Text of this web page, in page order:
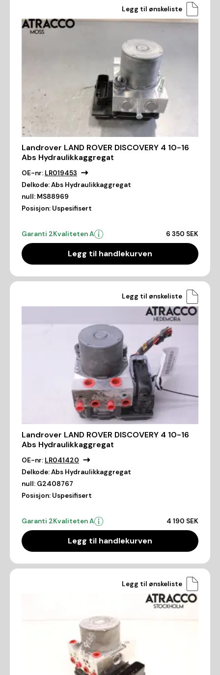
Legg til ønskeliste
Landrover LAND ROVER DISCOVERY 4 10-16
Abs Hydraulikkaggregat
OE-nr: LR019453
Delkode:Abs Hydraulikkaggregat
null: MS88969
Posisjon: Uspesifisert
Garanti 2Kvaliteten A 6 350 SEK
Legg til handlekurven
Legg til ønskeliste
Landrover LAND ROVER DISCOVERY 4 10-16
Abs Hydraulikkaggregat
OE-nr: LR041420
Delkode:Abs Hydraulikkaggregat
null: G2408767
Posisjon: Uspesifisert
Garanti 2Kvaliteten A 4 190 SEK
Legg til handlekurven
Legg til ønskeliste